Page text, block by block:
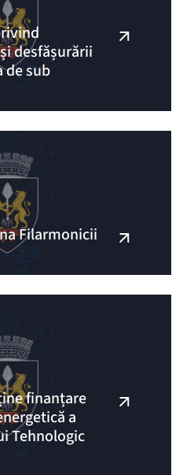
desfășurării
de sub
Filarmonicii
finanțare
a
Tehnologic